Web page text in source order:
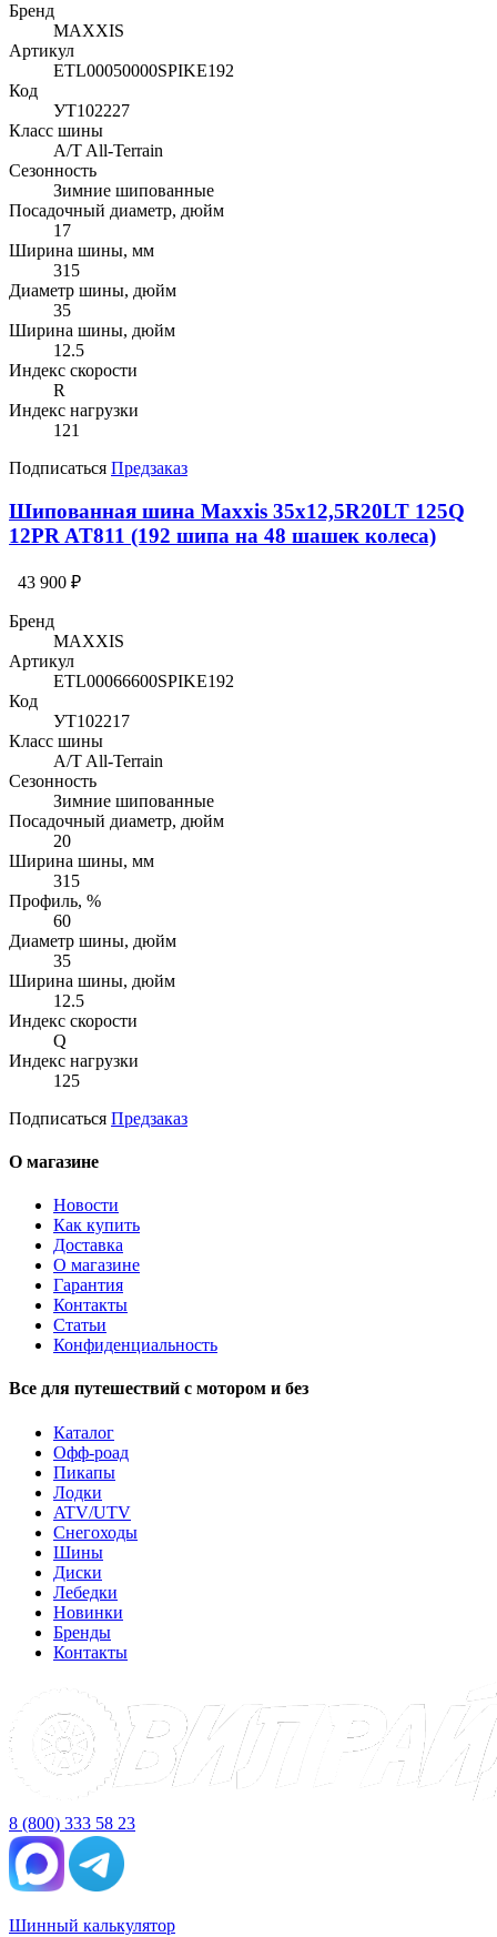
Бренд
MAXXIS
Артикул
ETL00050000SPIKE192
Код
УТ102227
Класс шины
A/T All-Terrain
Сезонность
Зимние шипованные
Посадочный диаметр, дюйм
17
Ширина шины, мм
315
Диаметр шины, дюйм
35
Ширина шины, дюйм
12.5
Индекс скорости
R
Индекс нагрузки
121
Подписаться Предзаказ
Шипованная шина Maxxis 35x12,5R20LT 125Q
12PR AT811 (192 шипа на 48 шашек колеса)
43 900 ₽
Бренд
MAXXIS
Артикул
ETL00066600SPIKE192
Код
УТ102217
Класс шины
A/T All-Terrain
Сезонность
Зимние шипованные
Посадочный диаметр, дюйм
20
Ширина шины, мм
315
Профиль, %
60
Диаметр шины, дюйм
35
Ширина шины, дюйм
12.5
Индекс скорости
Q
Индекс нагрузки
125
Подписаться Предзаказ
О магазине
Новости
Как купить
Доставка
О магазине
Гарантия
Контакты
Статьи
Конфиденциальность
Все для путешествий с мотором и без
Каталог
Офф-роад
Пикапы
Лодки
ATV/UTV
Снегоходы
Шины
Диски
Лебедки
Новинки
Бренды
Контакты
8 (800) 333 58 23
Шинный калькулятор